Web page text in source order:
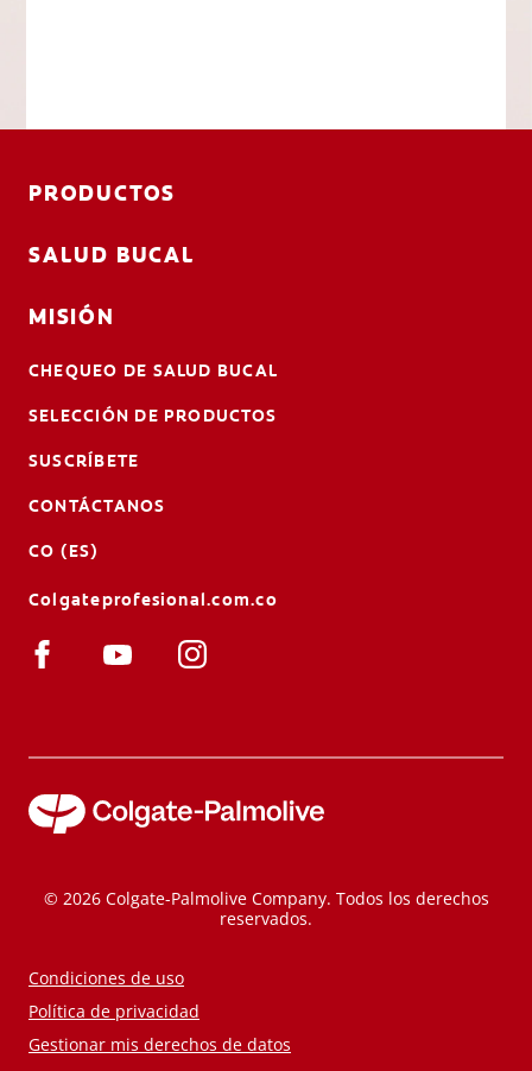
PRODUCTOS
SALUD BUCAL
MISIÓN
CHEQUEO DE SALUD BUCAL
SELECCIÓN DE PRODUCTOS
SUSCRÍBETE
CONTÁCTANOS
CO (ES)
Colgateprofesional.com.co
© 2026 Colgate-Palmolive Company. Todos los derechos
reservados.
Condiciones de uso
Política de privacidad
Gestionar mis derechos de datos